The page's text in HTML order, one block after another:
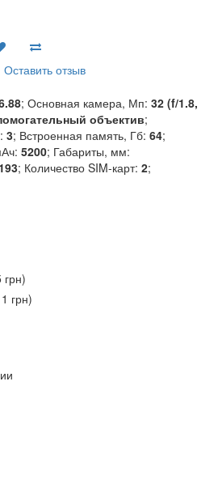
Оставить отзыв
; Основная камера, Мп: 32 (f/1.8,
объектив;
3; Встроенная память, Гб: 64;
5200; Габариты, мм:
193; Количество SIM-карт: 2;
грн)